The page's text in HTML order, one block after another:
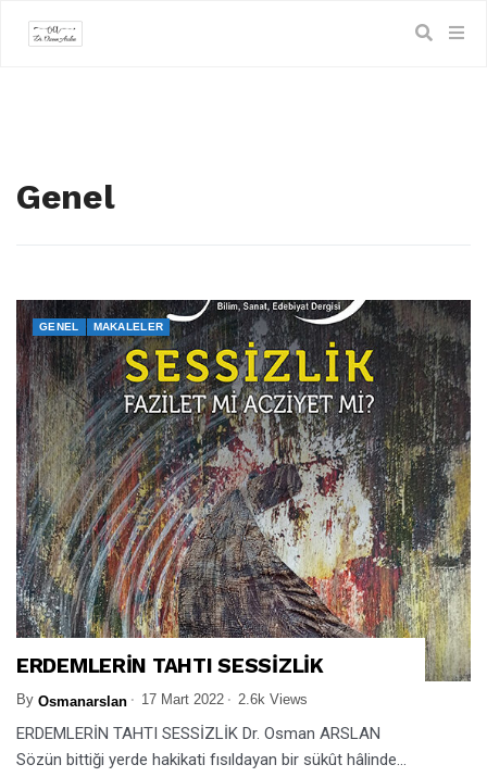
Genel
GENEL MAKALELER
ERDEMLERİN TAHTI SESSİZLİK
By Osmanarslan 17 Mart 2022 2.6k Views
ERDEMLERİN TAHTI SESSİZLİK Dr. Osman ARSLAN
Sözün bittiği yerde hakikati fısıldayan bir sükût hâlinde...